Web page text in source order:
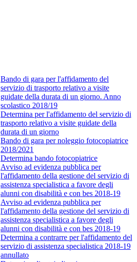
Bando di gara per l'affidamento del
servizio di trasporto relativo a visite
guidate della durata di un giorno. Anno
scolastico 2018/19
Determina per l'affidamento del servizio di
trasporto relativo a visite guidate della
durata di un giorno
Bando di gara per noleggio fotocopiatrice
2018/2021
Determina bando fotocopiatrice
Avviso ad evidenza pubblica per
l'affidamento della gestione del servizio di
assistenza specialistica a favore degli
alunni con disabilità e con bes 2018-19
Avviso ad evidenza pubblica per
l'affidamento della gestione del servizio di
assistenza specialistica a favore degli
alunni con disabilità e con bes 2018-19
Determina a contrarre per l'affidamento del
servizio di assistenza specialistica 2018-19
annullato